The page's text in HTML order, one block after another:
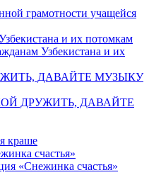
грамотности учащейся
Узбекистана и их
ДРУЖИТЬ, ДАВАЙТЕ
краше
«Снежинка счастья»